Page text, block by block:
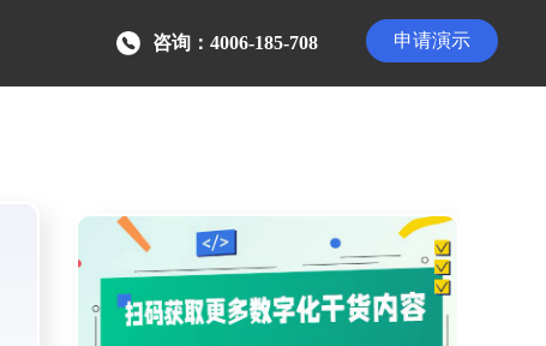
申请演示
咨询：4006-185-708